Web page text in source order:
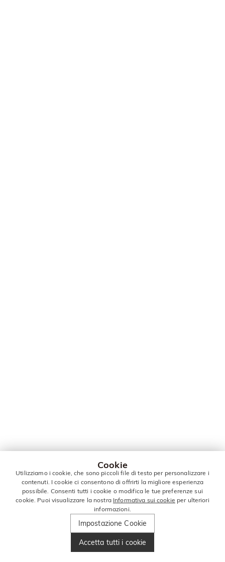
Cookie
Utilizziamo i cookie, che sono piccoli file di testo per personalizzare i
contenuti. I cookie ci consentono di offrirti la migliore esperienza
possibile. Consenti tutti i cookie o modifica le tue preferenze sui
cookie. Puoi visualizzare la nostra Informativa sui cookie per ulteriori
informazioni.
Impostazione Cookie
Accetta tutti i cookie